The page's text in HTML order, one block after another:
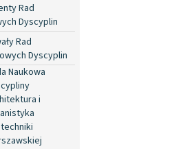
Rad
Dyscyplin
Rad
Dyscyplin
Naukowa
i